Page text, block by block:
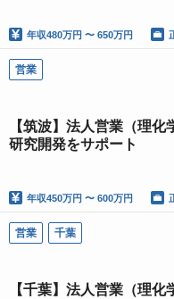
年収480万円 〜 650万円
営業
【筑波】法人営業（理
研究開発をサポート
年収450万円 〜 600万円
営業 千葉
【千葉】法人営業（理